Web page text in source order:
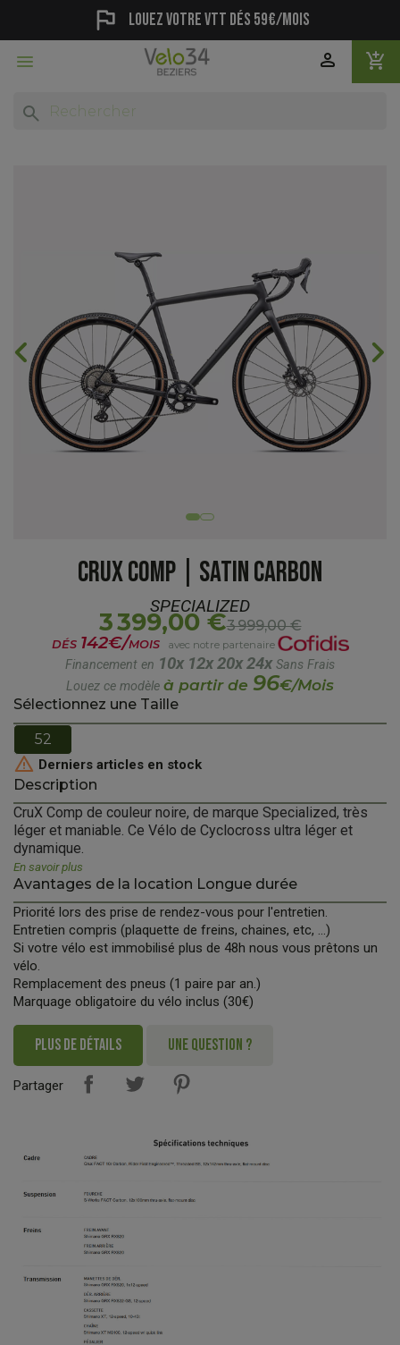
flag Louez votre vtt dés 59€/mois
 add_shopping_cart
person
search
chevron_backward chevron_forward
CRUX COMP | SATIN CARBON
SPECIALIZED
3 399,00 €3 999,00 €
DÉS 142€/MOIS avec notre partenaire
Financement en 10x 12x20x24x Sans Frais
Louez ce modèle à partir de 96€/Mois
Sélectionnez une Taille
52
 Derniers articles en stock
Description
CruX Comp de couleur noire, de marque Specialized, très
léger et maniable. Ce Vélo de Cyclocross ultra léger et
dynamique.
En savoir plus
Avantages de la location Longue durée
Priorité lors des prise de rendez-vous pour l'entretien.
Entretien compris (plaquette de freins, chaines, etc, ...)
Si votre vélo est immobilisé plus de 48h nous vous prêtons un
vélo.
Remplacement des pneus (1 paire par an.)
Marquage obligatoire du vélo inclus (30€)
PLUS DE DÉTAILS UNE QUESTION ?
Partager